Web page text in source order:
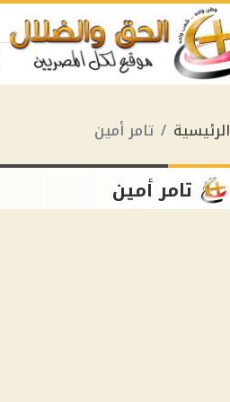
الرئيسية تامر أمين
تامر أمين